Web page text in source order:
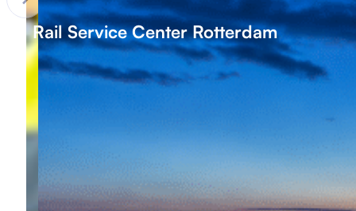
Rail Service Center Rotterdam